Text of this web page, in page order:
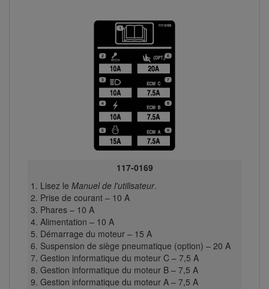
117-0169
Lisez le Manuel de l'utilisateur.
Prise de courant – 10 A
Phares – 10 A
Alimentation – 10 A
Démarrage du moteur – 15 A
Suspension de siège pneumatique (option) – 20 A
Gestion informatique du moteur C – 7,5 A
Gestion informatique du moteur B – 7,5 A
Gestion informatique du moteur A – 7,5 A